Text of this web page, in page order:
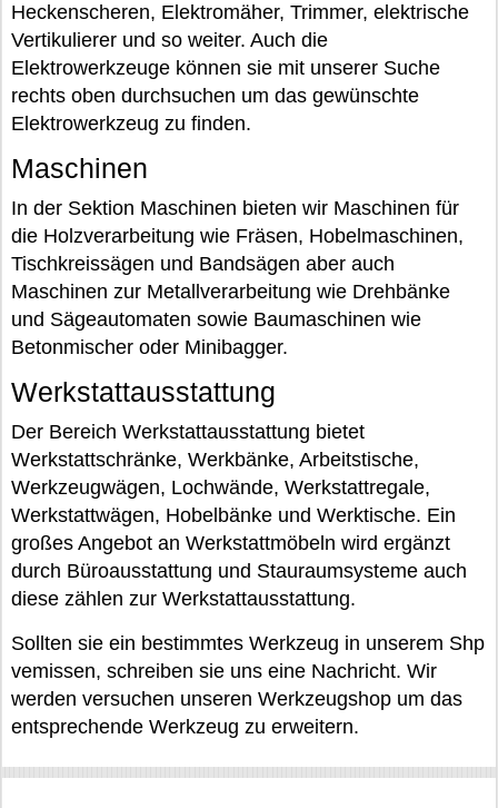
Heckenscheren, Elektromäher, Trimmer, elektrische
Vertikulierer und so weiter. Auch die
Elektrowerkzeuge können sie mit unserer Suche
rechts oben durchsuchen um das gewünschte
Elektrowerkzeug zu finden.
Maschinen
In der Sektion Maschinen bieten wir Maschinen für
die Holzverarbeitung wie Fräsen, Hobelmaschinen,
Tischkreissägen und Bandsägen aber auch
Maschinen zur Metallverarbeitung wie Drehbänke
und Sägeautomaten sowie Baumaschinen wie
Betonmischer oder Minibagger.
Werkstattausstattung
Der Bereich Werkstattausstattung bietet
Werkstattschränke, Werkbänke, Arbeitstische,
Werkzeugwägen, Lochwände, Werkstattregale,
Werkstattwägen, Hobelbänke und Werktische. Ein
großes Angebot an Werkstattmöbeln wird ergänzt
durch Büroausstattung und Stauraumsysteme auch
diese zählen zur Werkstattausstattung.
Sollten sie ein bestimmtes Werkzeug in unserem Shp
vemissen, schreiben sie uns eine Nachricht. Wir
werden versuchen unseren Werkzeugshop um das
entsprechende Werkzeug zu erweitern.